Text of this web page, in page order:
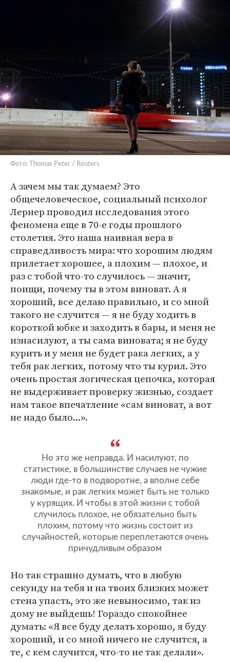
Фото: Thomas Peter / Reuters
А зачем мы так думаем? Это
общечеловеческое, социальный психолог
Лернер проводил исследования этого
феномена еще в 70-е годы прошлого
столетия. Это наша наивная вера в
справедливость мира: что хорошим людям
прилетает хорошее, а плохим — плохое, и
раз с тобой что-то случилось — значит,
поищи, почему ты в этом виноват. А я
хороший, все делаю правильно, и со мной
такого не случится — я не буду ходить в
короткой юбке и заходить в бары, и меня не
изнасилуют, а ты сама виновата; я не буду
курить и у меня не будет рака легких, а у
тебя рак легких, потому что ты курил. Это
очень простая логическая цепочка, которая
не выдерживает проверку жизнью, создает
нам такое впечатление «сам виноват, а вот
не надо было...».
Но это же неправда. И насилуют, по
статистике, в большинстве случаев не чужие
люди где-то в подворотне, а вполне себе
знакомые, и рак легких может быть не только
у курящих. И чтобы в этой жизни с тобой
случилось плохое, не обязательно быть
плохим, потому что жизнь состоит из
случайностей, которые переплетаются очень
причудливым образом
Но так страшно думать, что в любую
секунду на тебя и на твоих близких может
стена упасть, это же невыносимо, так из
дому не выйдешь! Гораздо спокойнее
думать: «Я все буду делать хорошо, я буду
хороший, и со мной ничего не случится, а
те, с кем случится, что-то не так делали».